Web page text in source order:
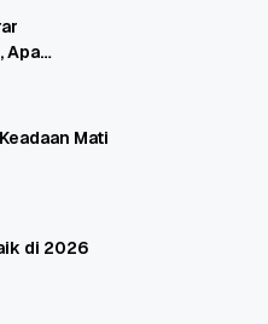
Apa
Mati
di 2026